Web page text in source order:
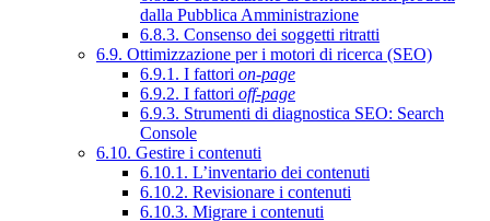
dalla Pubblica Amministrazione
6.8.3. Consenso dei soggetti ritratti
6.9. Ottimizzazione per i motori di ricerca (SEO)
6.9.1. I fattori on-page
6.9.2. I fattori off-page
6.9.3. Strumenti di diagnostica SEO: Search
Console
6.10. Gestire i contenuti
6.10.1. L’inventario dei contenuti
6.10.2. Revisionare i contenuti
6.10.3. Migrare i contenuti